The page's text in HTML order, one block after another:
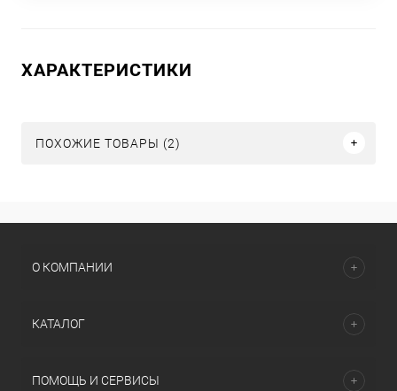
ХАРАКТЕРИСТИКИ
ПОХОЖИЕ ТОВАРЫ (2)
О КОМПАНИИ
КАТАЛОГ
ПОМОЩЬ И СЕРВИСЫ